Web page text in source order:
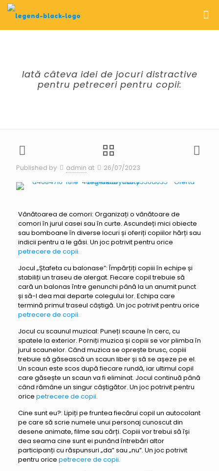
Iată câteva idei de jocuri distractive
pentru petreceri pentru copii:
Published by admin at 26/07/2023
Vânătoarea de comori: Organizați o vânătoare de
comori în jurul casei sau în curte. Ascundeți mici obiecte
sau bomboane în diverse locuri și oferiți copiilor hărți sau
indicii pentru a le găsi. Un joc potrivit pentru orice
petrecere de copii.
Jocul „Ștafeta cu balonase”: Împărțiți copiii în echipe și
stabiliți un traseu de alergat. Fiecare copil trebuie să
cară un balonas între genunchi până la un anumit punct
și să-l dea mai departe colegului lor. Echipa care
termină primul traseul câștigă. Un joc potrivit pentru orice
petrecere de copii.
Jocul cu scaunul muzical: Puneți scaune în cerc, cu
spatele la exterior. Porniți muzica și copiii se vor plimba în
jurul scaunelor. Când muzica se oprește brusc, copiii
trebuie să găsească un scaun liber și să se așeze pe el.
Un scaun este scos după fiecare rundă, iar ultimul copil
care găsește un scaun va fi eliminat. Jocul continuă până
când rămâne un singur câștigător. Un joc potrivit pentru
orice petrecere de copii.
Cine sunt eu?: Lipiți pe fruntea fiecărui copil un autocolant
pe care să scrie numele unui personaj cunoscut din
desene animate, filme sau cărți. Copiii vor trebui să își
dea seama cine sunt ei punând întrebări altor
participanți cu răspunsuri „da” sau „nu”. Un joc potrivit
pentru orice petrecere de copii.